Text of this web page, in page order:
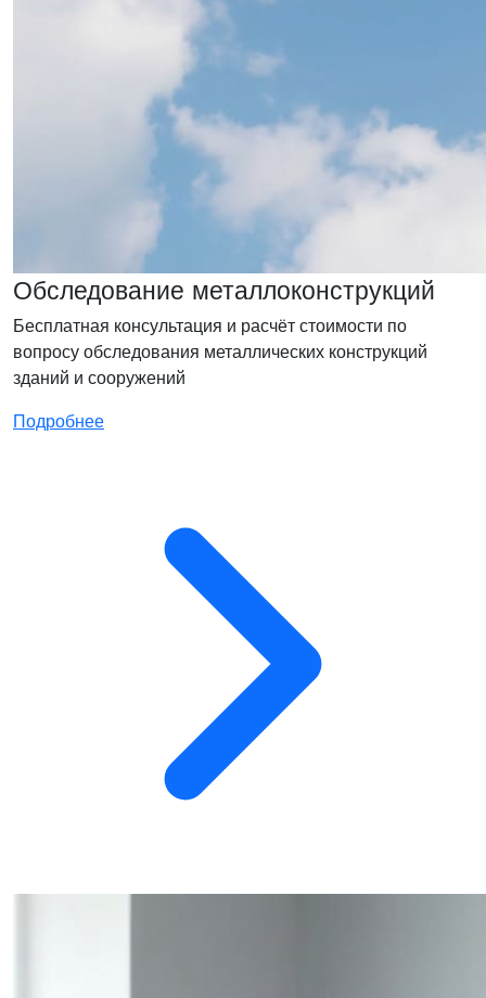
Обследование металлоконструкций
Бесплатная консультация и расчёт стоимости по
вопросу обследования металлических конструкций
зданий и сооружений
Подробнее